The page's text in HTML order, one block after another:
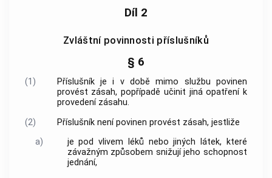
Díl 2
Zvláštní povinnosti příslušníků
§ 6
(1)
Příslušník je i v době mimo službu povinen
provést zásah, popřípadě učinit jiná opatření k
provedení zásahu.
(2)
Příslušník není povinen provést zásah, jestliže
a)
je pod vlivem léků nebo jiných látek, které
závažným způsobem snižují jeho schopnost
jednání,